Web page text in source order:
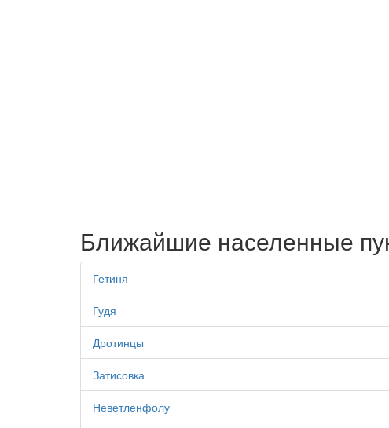
Ближайшие населенные
Гетиня
Гудя
Дротинцы
Затисовка
Неветленфолу